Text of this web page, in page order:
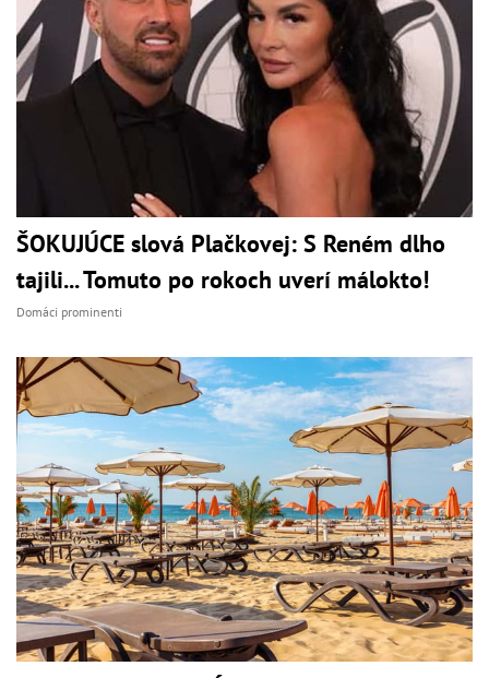
ŠOKUJÚCE slová Plačkovej: S Reném dlho
tajili... Tomuto po rokoch uverí málokto!
Domáci prominenti